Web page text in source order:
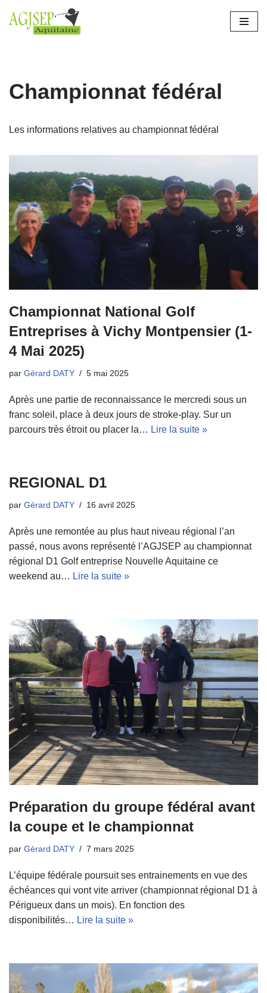
Aller
Championnat fédéral
Les informations relatives au championnat fédéral
Championnat National Golf
Entreprises à Vichy Montpensier (1-
4 Mai 2025)
par Gérard DATY 5 mai 2025
Après une partie de reconnaissance le mercredi sous un
franc soleil, place à deux jours de stroke-play. Sur un
parcours très étroit ou placer la… Lire la suite »
REGIONAL D1
par Gérard DATY 16 avril 2025
Après une remontée au plus haut niveau régional l’an
passé, nous avons représenté l’AGJSEP au championnat
régional D1 Golf entreprise Nouvelle Aquitaine ce
weekend au… Lire la suite »
Préparation du groupe fédéral avant
la coupe et le championnat
par Gérard DATY 7 mars 2025
L’équipe fédérale poursuit ses entrainements en vue des
échéances qui vont vite arriver (championnat régional D1 à
Périgueux dans un mois). En fonction des
disponibilités… Lire la suite »